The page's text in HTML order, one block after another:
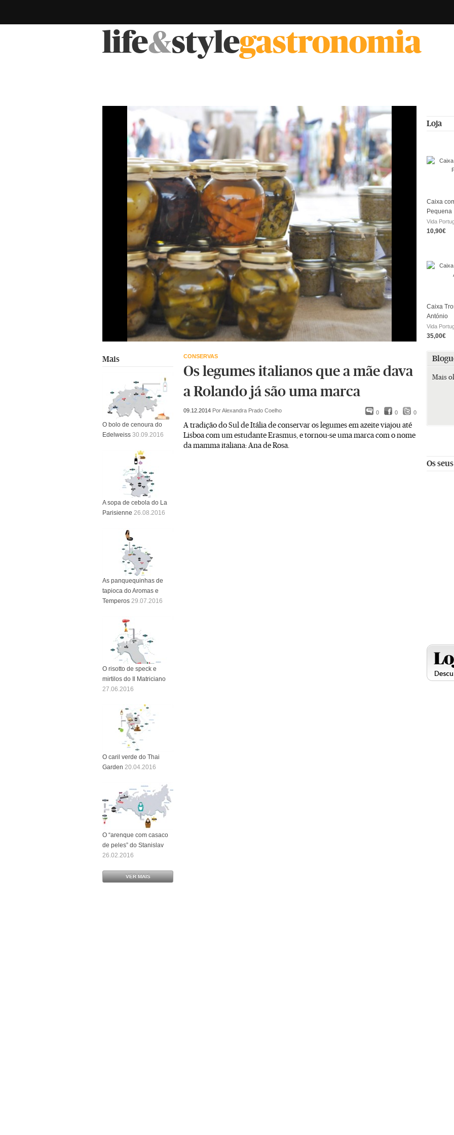
life&stylegastronomia
CONSERVAS
Os legumes italianos que a mãe dava
a Rolando já são uma marca
0 0 0
09.12.2014 Por Alexandra Prado Coelho
A tradição do Sul de Itália de conservar os legumes em azeite viajou até
Lisboa com um estudante Erasmus, e tornou-se uma marca com o nome
da mamma italiana: Ana de Rosa.
Mais
O bolo de cenoura do
Edelweiss 30.09.2016
A sopa de cebola do La
Parisienne 26.08.2016
As panquequinhas de
tapioca do Aromas e
Temperos 29.07.2016
O risotto de speck e
mirtilos do Il Matriciano
27.06.2016
O caril verde do Thai
Garden 20.04.2016
O “arenque com casaco
de peles” do Stanislav
26.02.2016
VER MAIS
Loja
Caixa
Pequena
Vida
10,90€
Caixa
António
Vida
35,00€
Mais
Os